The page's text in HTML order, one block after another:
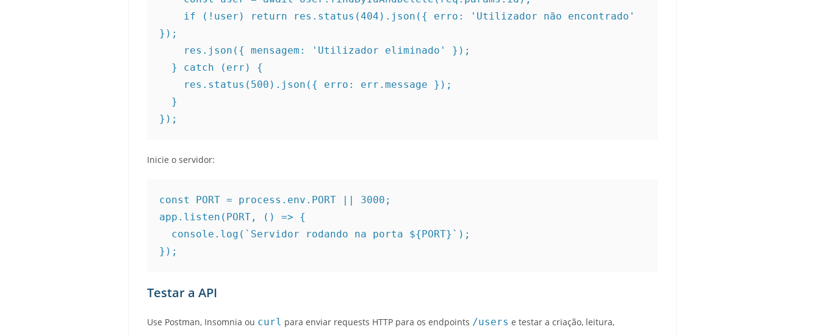
});
Inicie o servidor:
const PORT = process.env.PORT || 3000;
app.listen(PORT, () => {
Testar a API
Use Postman, Insomnia ou curl para enviar requests HTTP para os endpoints /users e testar a criação, leitura,